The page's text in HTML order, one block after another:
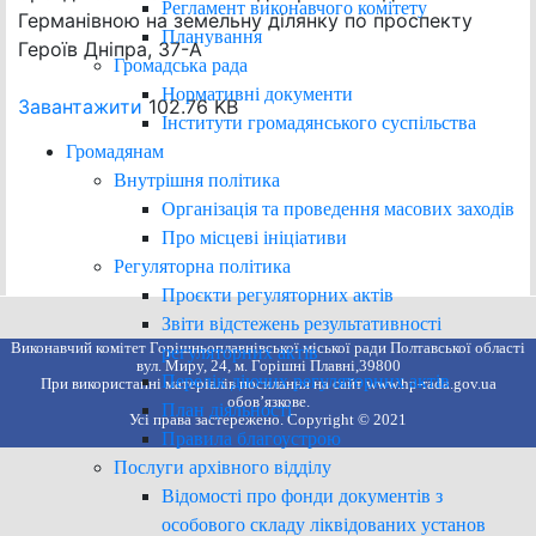
Регламент виконавчого комітету
Планування
Громадська рада
Нормативні документи
Інститути громадянського суспільства
Громадянам
Внутрішня політика
Організація та проведення масових заходів
Про місцеві ініціативи
Регуляторна політика
Проєкти регуляторних актів
Звіти відстежень результативності
регуляторних актів
Перелік діючих регуляторних актів
План діяльності
Правила благоустрою
Послуги архівного відділу
Відомості про фонди документів з
особового складу ліквідованих установ
Германівною на земельну ділянку по проспекту
Героїв Дніпра, 37-А
Завантажити 102.76 KB
Виконавчий комітет Горішньоплавнівської міської ради Полтавської області
вул. Миру, 24, м. Горішні Плавні,39800
При використанні матеріалів посилання на сайт www.hp-rada.gov.ua
обов’язкове.
Усі права застережено. Copyright © 2021